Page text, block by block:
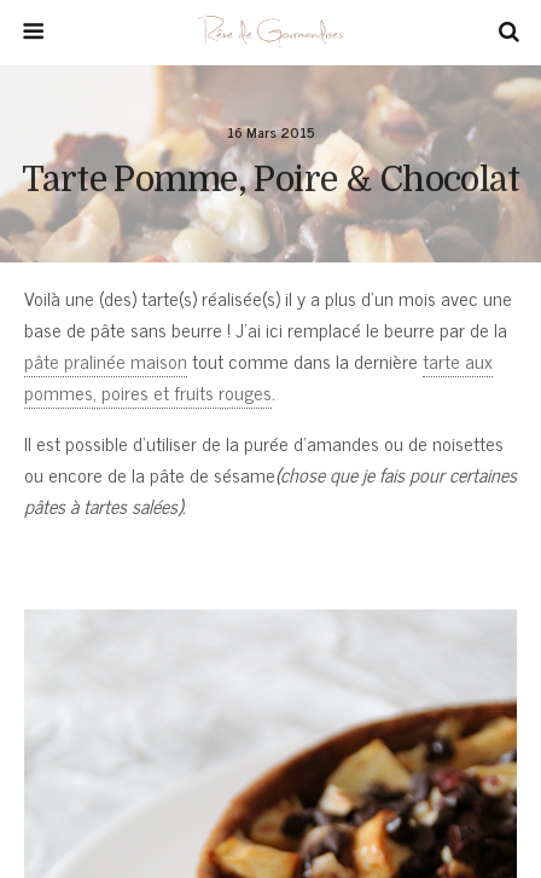
16 Mars 2015
Tarte Pomme, Poire & Chocolat
Voilà une (des) tarte(s) réalisée(s) il y a plus d’un mois avec une
base de pâte sans beurre ! J’ai ici remplacé le beurre par de la
pâte pralinée maisontout comme dans la dernièretarte aux
pommes, poires et fruits rouges.
Il est possible d’utiliser de la purée d’amandes ou de noisettes
ou encore de la pâte de sésame(chose que je fais pour certaines
pâtes à tartes salées).